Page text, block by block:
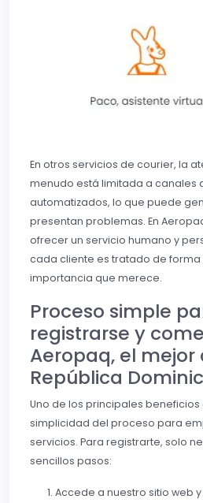
En otros servicios de courier, la
menudo está limitada a canales
automatizados, lo que puede
presentan problemas. En
ofrecer un servicio humano y
cada cliente es tratado de forma
importancia que merece.
Proceso simple
registrarse y
Aeropaq, el mejor
República
Uno de los principales
simplicidad del proceso para
servicios. Para registrarte, solo
sencillos pasos:
Accede a nuestro sitio web